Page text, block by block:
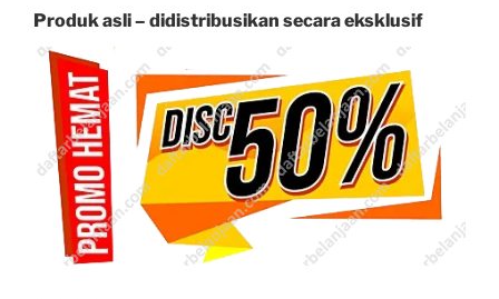
Produk asli – didistribusikan secara eksklusif